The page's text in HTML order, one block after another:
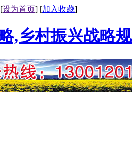
[设为首页] [加入收藏]